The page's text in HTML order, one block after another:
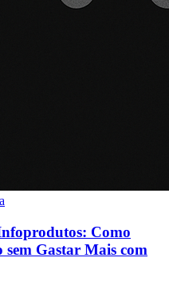
Como
Gastar Mais com